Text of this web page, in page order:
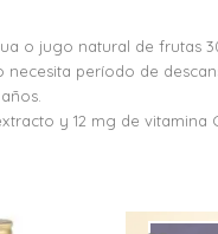
o jugo natural de frutas
período de
y 12 mg de vitamina